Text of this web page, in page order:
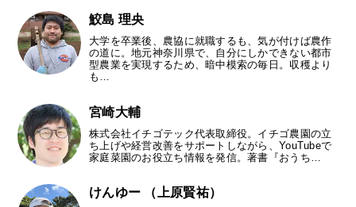
鮫島 理央
大学を卒業後、農協に就職するも、気が付けば農作
の道に。地元神奈川県で、自分にしかできない都市
型農業を実現するため、暗中模索の毎日。収穫より
も…
宮崎大輔
株式会社イチゴテック代表取締役。イチゴ農園の立
ち上げや経営改善をサポートしながら、YouTubeで
家庭菜園のお役立ち情報を発信。著書『おうち…
けんゆー （上原賢祐）